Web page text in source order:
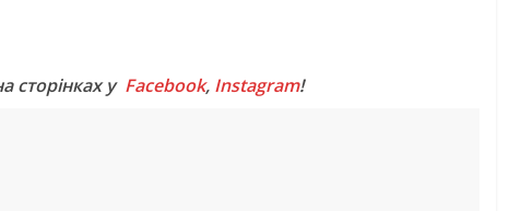
сторінках у Facebook, Instagram!